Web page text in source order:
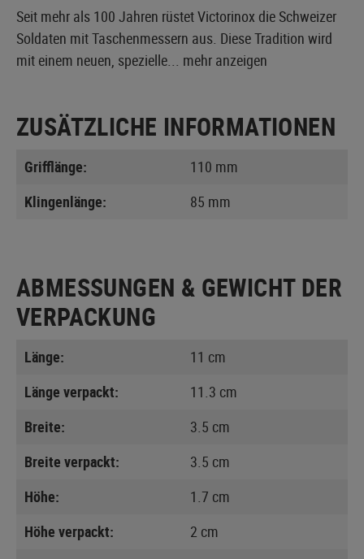
Seit mehr als 100 Jahren rüstet Victorinox die Schweizer
Soldaten mit Taschenmessern aus. Diese Tradition wird
mit einem neuen, spezielle... mehr anzeigen
ZUSÄTZLICHE INFORMATIONEN
Grifflänge:
110 mm
Klingenlänge:
85 mm
ABMESSUNGEN & GEWICHT DER
VERPACKUNG
Länge:
11 cm
Länge verpackt:
11.3 cm
Breite:
3.5 cm
Breite verpackt:
3.5 cm
Höhe:
1.7 cm
Höhe verpackt:
2 cm